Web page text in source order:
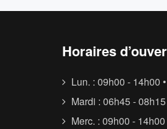
Horaires
Lun. : 09h00 - 14h00
Mardi : 06h45 -
Merc. : 09h00 -